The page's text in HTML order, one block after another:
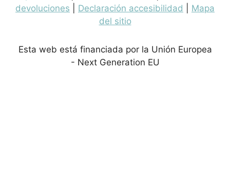
devoluciones
Declaración accesibilidad
Mapa
del sitio
Esta web está financiada por la Unión Europea
- Next Generation EU